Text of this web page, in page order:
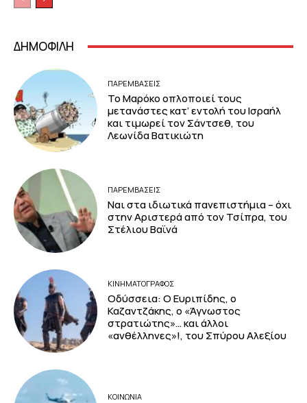
ΔΗΜΟΦΙΛΗ
ΠΑΡΕΜΒΑΣΕΙΣ
Το Μαρόκο οπλοποιεί τους
μετανάστες κατ’ εντολή του Ισραήλ
και τιμωρεί τον Σάντσεθ, του
Λεωνίδα Βατικιώτη
ΠΑΡΕΜΒΑΣΕΙΣ
Ναι στα ιδιωτικά πανεπιστήμια – όχι
στην Αριστερά από τον Τσίπρα, του
Στέλιου Βαϊνά
ΚΙΝΗΜΑΤΟΓΡΆΦΟΣ
Οδύσσεια: Ο Ευριπίδης, ο
Καζαντζάκης, ο «Άγνωστος
στρατιώτης»… και άλλοι
«ανθέλληνες»!, του Σπύρου Αλεξίου
ΚΟΙΝΩΝΙΑ